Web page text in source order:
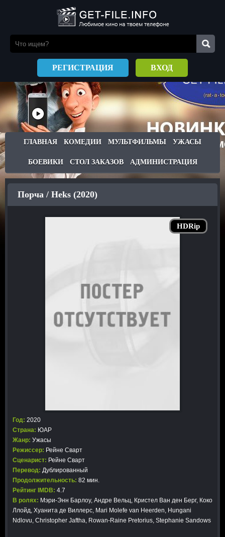
РЕГИСТРАЦИЯ ВХОД
ГЛАВНАЯ КОМЕДИИ МУЛЬТФИЛЬМЫ УЖАСЫ
БОЕВИКИ СТОЛ ЗАКАЗОВ АДМИНИСТРАЦИЯ
HDRip
Порча / Heks (2020)
Год: 2020
Страна: ЮАР
Жанр: Ужасы
Режиссер: Рейне Сварт
Сценарист: Рейне Сварт
Перевод: Дублированный
Продолжительность: 82 мин.
Рейтинг IMDB: 4.7
В ролях: Мэри-Энн Барлоу, Андре Вельц, Кристел Ван ден Берг, Коко
Ллойд, Хуанита де Виллерс, Mari Molefe van Heerden, Hungani
Ndlovu, Christopher Jaftha, Rowan-Raine Pretorius, Stephanie Sandows